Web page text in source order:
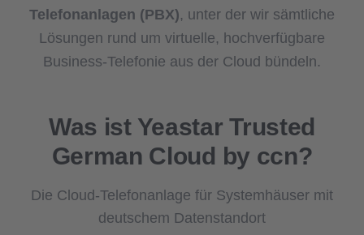
Telefonanlagen (PBX), unter der wir sämtliche
Lösungen rund um virtuelle, hochverfügbare
Business-Telefonie aus der Cloud bündeln.
Was ist Yeastar Trusted
German Cloud by ccn?
Die Cloud-Telefonanlage für Systemhäuser mit
deutschem Datenstandort